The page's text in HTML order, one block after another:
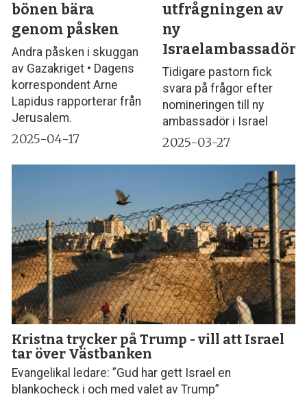
bönen bära
genom påsken
Andra påsken i skuggan
av Gazakriget • Dagens
korrespondent Arne
Lapidus rapporterar från
Jerusalem.
2025-04-17
utfrågningen av
ny
Israelambassadör
Tidigare pastorn fick
svara på frågor efter
nomineringen till ny
ambassadör i Israel
2025-03-27
Kristna trycker på Trump - vill att Israel
tar över Västbanken
Evangelikal ledare: ”Gud har gett Israel en
blankocheck i och med valet av Trump”